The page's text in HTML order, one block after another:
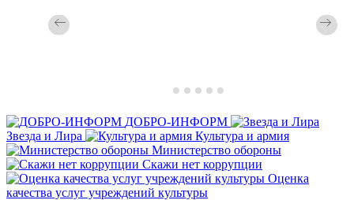
ДОБРО-ИНФОРМ
Звезда и Лира
Культура и армия
Министерство обороны
Скажи нет коррупции
Оценка
качества услуг учреждений культуры